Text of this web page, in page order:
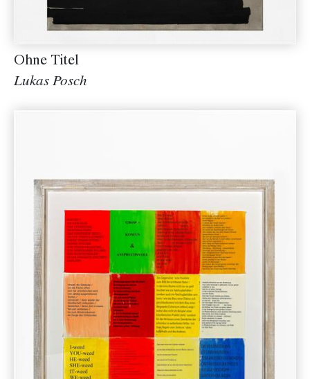
Ohne Titel
Lukas Posch